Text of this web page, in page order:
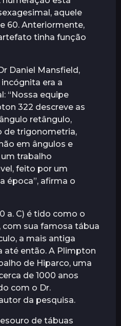
aquele
60. Anteriormente,
tinha função
Daniel Mansfield,
era a
“Nossa equipe
322 descreve as
retângulo,
de trigonometria,
em ângulos e
um trabalho
feito por um
época”, afirma o
a. C) é tido como o
sua famosa tábua
a mais antiga
então. A Plimpton
de Hiparco, uma
de 1000 anos
com o Dr.
da pesquisa.
de tábuas